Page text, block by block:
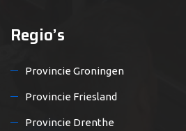
Regio’s
Provincie Groningen
Provincie Friesland
Provincie Drenthe